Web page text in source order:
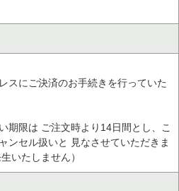
スにご決済のお手続きを行っていた
期限は ご注文時より14日間とし、こ
ンセル扱いと 見なさせていただきま
いたしません）